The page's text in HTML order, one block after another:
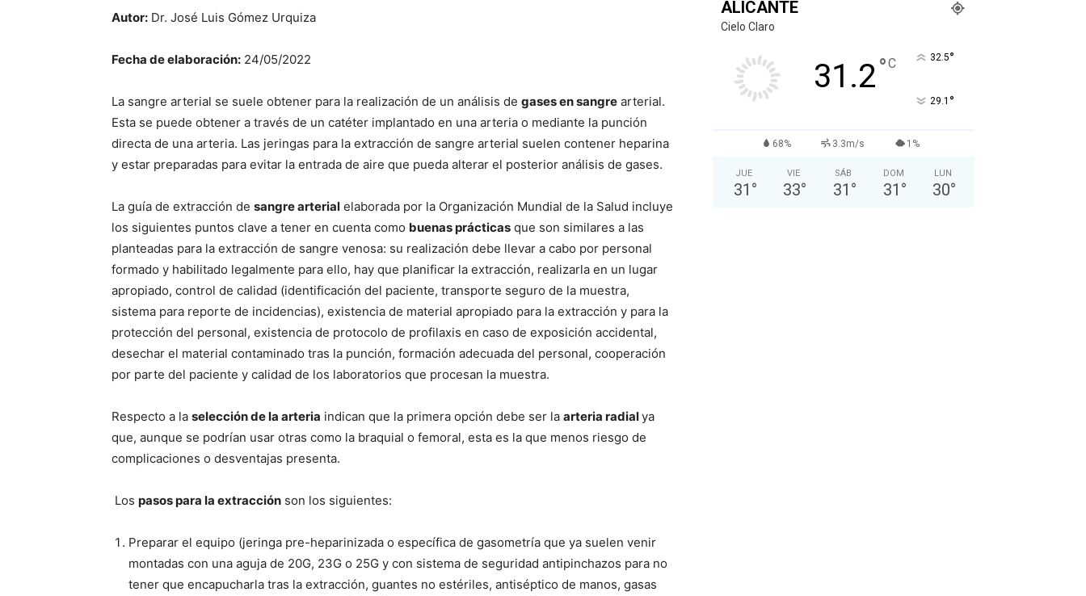
Autor: Dr. José Luis Gómez Urquiza
Fecha de elaboración: 24/05/2022
La sangre arterial se suele obtener para la realización de un análisis de gases en sangre arterial.
Esta se puede obtener a través de un catéter implantado en una arteria o mediante la punción
directa de una arteria. Las jeringas para la extracción de sangre arterial suelen contener heparina
y estar preparadas para evitar la entrada de aire que pueda alterar el posterior análisis de gases.
La guía de extracción de sangre arterial elaborada por la Organización Mundial de la Salud incluye
los siguientes puntos clave a tener en cuenta como buenas prácticas que son similares a las
planteadas para la extracción de sangre venosa: su realización debe llevar a cabo por personal
formado y habilitado legalmente para ello, hay que planificar la extracción, realizarla en un lugar
apropiado, control de calidad (identificación del paciente, transporte seguro de la muestra,
sistema para reporte de incidencias), existencia de material apropiado para la extracción y para la
protección del personal, existencia de protocolo de profilaxis en caso de exposición accidental,
desechar el material contaminado tras la punción, formación adecuada del personal, cooperación
por parte del paciente y calidad de los laboratorios que procesan la muestra.
Respecto a la selección de la arteria indican que la primera opción debe ser la arteria radialya
que, aunque se podrían usar otras como la braquial o femoral, esta es la que menos riesgo de
complicaciones o desventajas presenta.
Los pasos para la extracción son los siguientes:
Preparar el equipo (jeringa pre-heparinizada o específica de gasometría que ya suelen venir
montadas con una aguja de 20G, 23G o 25G y con sistema de seguridad antipinchazos para no
tener que encapucharla tras la extracción, guantes no estériles, antiséptico de manos, gasas
ALICANTE
Cielo Claro
31.2°C 32.5°
29.1 °
68% 3.3m/s 1%
JUE
31 °
VIE
33°
SÁB
31 °
DOM
31 °
LUN
30°